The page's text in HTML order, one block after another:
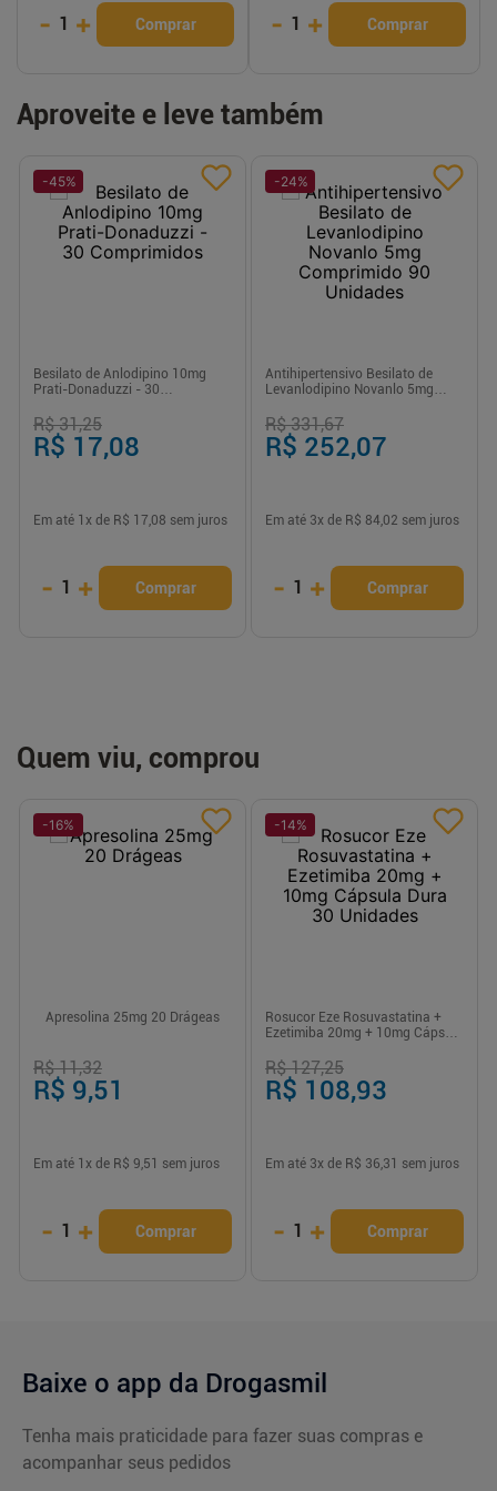
- 1 + Comprar - 1 + Comprar
Aproveite e leve também
-45%
Besilato de Anlodipino 10mg
Prati-Donaduzzi - 30
R$ 31,25
R$ 17,08
Em até 1 x de R$ 17,08 sem juros
- 1 + Comprar
-24%
Antihipertensivo Besilato de
Levanlodipino Novanlo 5mg
R$ 331,67
R$ 252,07
Em até 3x de R$ 84,02 sem juros
- 1 + Comprar
Quem viu, comprou
-16%
Apresolina 25mg 20 Drágeas
R$ 11,32
R$ 9,51
Em até 1 x de R$ 9,51 sem juros
- 1 + Comprar
-14%
Rosucor Eze Rosuvastatina +
Ezetimiba 20mg + 10mg Cápsula
R$ 127,25
R$ 108,93
Em até 3x de R$ 36,31 sem juros
- 1 + Comprar
Baixe o app da Drogasmil
Tenha mais praticidade para fazer suas compras e
acompanhar seus pedidos